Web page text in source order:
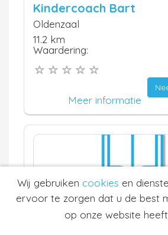
Kindercoach Bart
Oldenzaal
11.2 km
Waardering:
Meer informatie
Laura Oude Nijhuis
Wij gebruiken cookies en
ervoor te zorgen dat u de best
op onze website